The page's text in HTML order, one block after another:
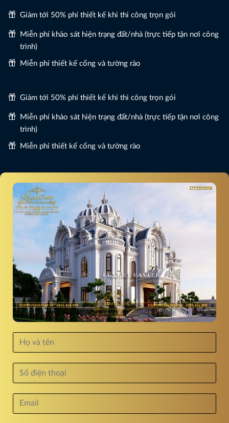
Giảm tới 50% phí thiết kế khi thi công trọn gói
Miễn phí khảo sát hiện trạng đất/nhà (trực tiếp tận nơi công
trình)
Miễn phí thiết kế cổng và tường rào
Giảm tới 50% phí thiết kế khi thi công trọn gói
Miễn phí khảo sát hiện trạng đất/nhà (trực tiếp tận nơi công
trình)
Miễn phí thiết kế cổng và tường rào